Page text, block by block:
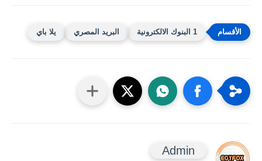
1 البنوك الالكترونية البريد المصري يلا باي
Admin